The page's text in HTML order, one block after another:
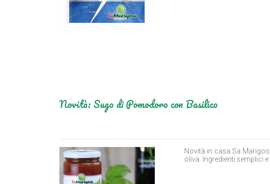
Novità: Sugo di Pomodoro con Basilico
Novità in casa Sa
oliva. Ingredienti semplici